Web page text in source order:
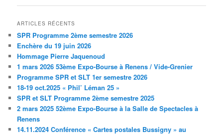
articles
ARTICLES RÉCENTS
SPR Programme 2ème semestre 2026
Enchère du 19 juin 2026
Hommage Pierre Jaquenoud
1 mars 2026 53ème Expo-Bourse à Renens / Vide-Grenier
Programme SPR et SLT 1er semestre 2026
18-19 oct.2025 « Phil’ Léman 25 »
SPR et SLT Programme 2ème semestre 2025
2 mars 2025 52ème Expo-Bourse à la Salle de Spectacles à
Renens
14.11.2024 Conférence « Cartes postales Bussigny » au